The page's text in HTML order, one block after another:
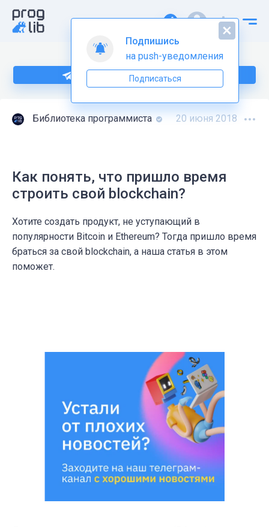
Подпишитесь на нас в Telegram
Библиотека программиста 20 июня 2018
Как понять, что пришло время
строить свой blockchain?
Хотите создать продукт, не уступающий в
популярности Bitcoin и Ethereum? Тогда пришло время
браться за свой blockchain, а наша статья в этом
поможет.
Подпишись
на push-уведомления
Подписаться